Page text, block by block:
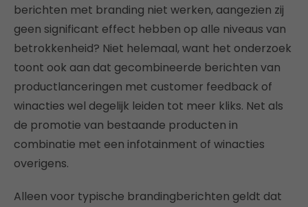
berichten met branding niet werken, aangezien zij
geen significant effect hebben op alle niveaus van
betrokkenheid? Niet helemaal, want het onderzoek
toont ook aan dat gecombineerde berichten van
productlanceringen met customer feedback of
winacties wel degelijk leiden tot meer kliks. Net als
de promotie van bestaande producten in
combinatie met een infotainment of winacties
overigens.
Alleen voor typische brandingberichten geldt dat